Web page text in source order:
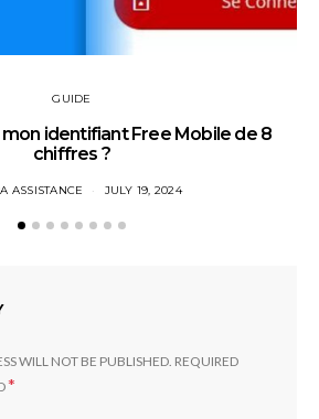
GUIDE
identifiant Free Mobile de 8
chiffres ?
ASSISTANCE JULY 19, 2024
WILL NOT BE PUBLISHED. REQUIRED
*